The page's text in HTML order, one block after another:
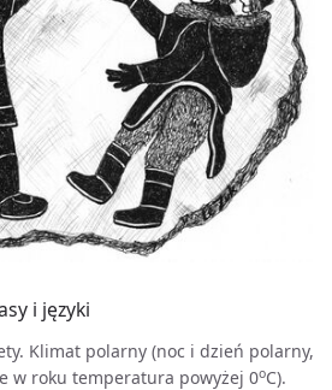
i języki
Klimat polarny (noc i dzień polarny,
w roku temperatura powyżej 0oC).